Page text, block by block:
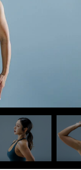
れたのか 「女性として
まで＞＞
スト」を意地でも残す
で身体を絞った」＞＞